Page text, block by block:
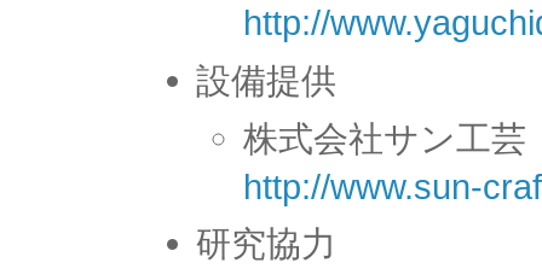
http://
設備提供
株式会社サン
http://www.sun-
研究協力